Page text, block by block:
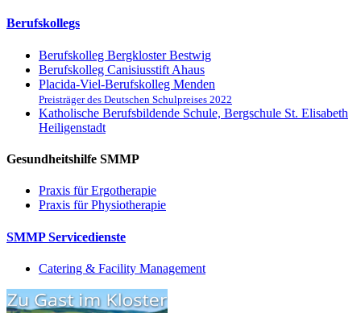
Berufskollegs
Berufskolleg Bergkloster Bestwig
Berufskolleg Canisiusstift Ahaus
Placida-Viel-Berufskolleg Menden
Preisträger des Deutschen Schulpreises 2022
Katholische Berufsbildende Schule, Bergschule St. Elisabeth
Heiligenstadt
Gesundheitshilfe SMMP
Praxis für Ergo­therapie
Praxis für Physio­therapie
SMMP Servicedienste
Catering & Facility Management